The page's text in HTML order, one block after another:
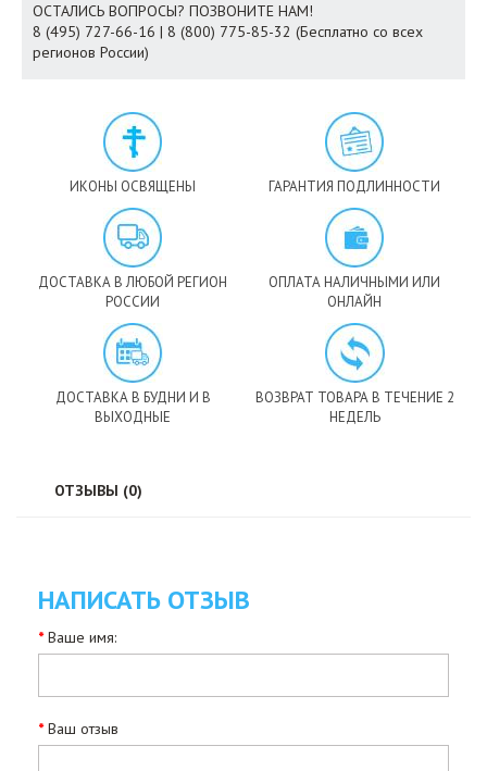
ОСТАЛИСЬ ВОПРОСЫ? ПОЗВОНИТЕ НАМ!
8 (495) 727-66-16 | 8 (800) 775-85-32 (Бесплатно со всех
регионов России)
ИКОНЫ ОСВЯЩЕНЫ ГАРАНТИЯ ПОДЛИННОСТИ
ДОСТАВКА В ЛЮБОЙ РЕГИОН
РОССИИ
ОПЛАТА НАЛИЧНЫМИ ИЛИ
ОНЛАЙН
ДОСТАВКА В БУДНИ И В
ВЫХОДНЫЕ
ВОЗВРАТ ТОВАРА В ТЕЧЕНИЕ 2
НЕДЕЛЬ
ОТЗЫВЫ (0)
НАПИСАТЬ ОТЗЫВ
Ваше имя:
Ваш отзыв